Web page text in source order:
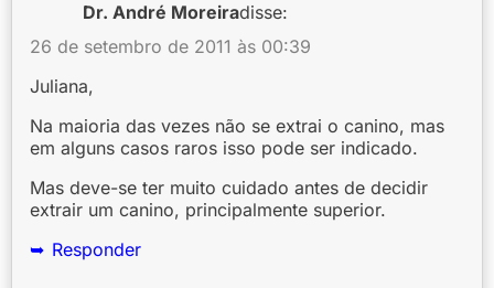
Dr. André Moreiradisse:
26 de setembro de 2011 às 00:39
Juliana,
Na maioria das vezes não se extrai o canino, mas
em alguns casos raros isso pode ser indicado.
Mas deve-se ter muito cuidado antes de decidir
extrair um canino, principalmente superior.
Responder